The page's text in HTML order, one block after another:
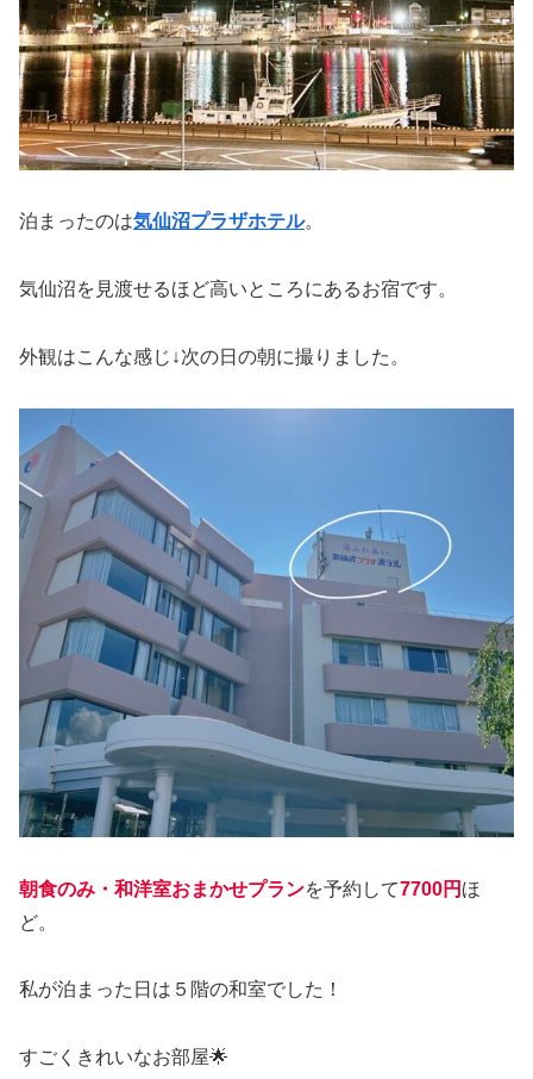
泊まったのは気仙沼プラザホテル。
気仙沼を見渡せるほど高いところにあるお宿です。
外観はこんな感じ↓次の日の朝に撮りました。
朝食のみ・和洋室おまかせプランを予約して7700円 ほ
ど。
私が泊まった日は５階の和室でした！
すごくきれいなお部屋🌟